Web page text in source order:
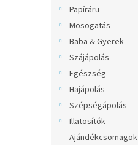
Papíráru
Mosogatás
Baba & Gyerek
Szájápolás
Egészség
Hajápolás
Szépségápolás
Illatosítók
Ajándékcsomagok